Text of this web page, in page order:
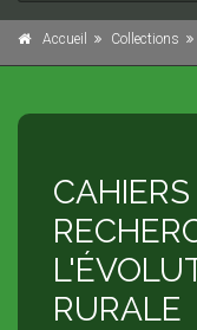
Accueil Collections
RURALE